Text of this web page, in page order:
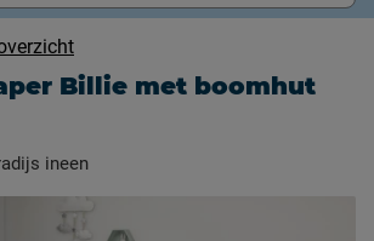
Billie met boomhut
ineen